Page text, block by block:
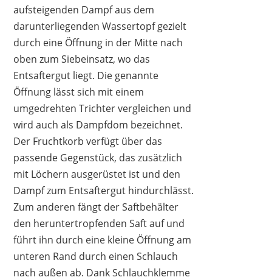
aufsteigenden Dampf aus dem
darunterliegenden Wassertopf gezielt
durch eine Öffnung in der Mitte nach
oben zum Siebeinsatz, wo das
Entsaftergut liegt. Die genannte
Öffnung lässt sich mit einem
umgedrehten Trichter vergleichen und
wird auch als Dampfdom bezeichnet.
Der Fruchtkorb verfügt über das
passende Gegenstück, das zusätzlich
mit Löchern ausgerüstet ist und den
Dampf zum Entsaftergut hindurchlässt.
Zum anderen fängt der Saftbehälter
den heruntertropfenden Saft auf und
führt ihn durch eine kleine Öffnung am
unteren Rand durch einen Schlauch
nach außen ab. Dank Schlauchklemme